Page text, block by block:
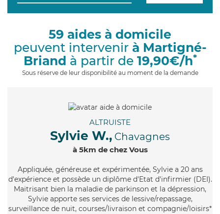
g
i
59 aides à domicile
peuvent intervenir à Martigné-
Briand à partir de 19,90€/h*
Sous réserve de leur disponibilité au moment de la demande
ALTRUISTE
Sylvie W., Chavagnes
à 5km de chez Vous
Appliquée, généreuse et expérimentée, Sylvie a 20 ans
d'expérience et possède un diplôme d'Etat d'infirmier (DEI).
Maitrisant bien la maladie de parkinson et la dépression,
Sylvie apporte ses services de lessive/repassage,
surveillance de nuit, courses/livraison et compagnie/loisirs*